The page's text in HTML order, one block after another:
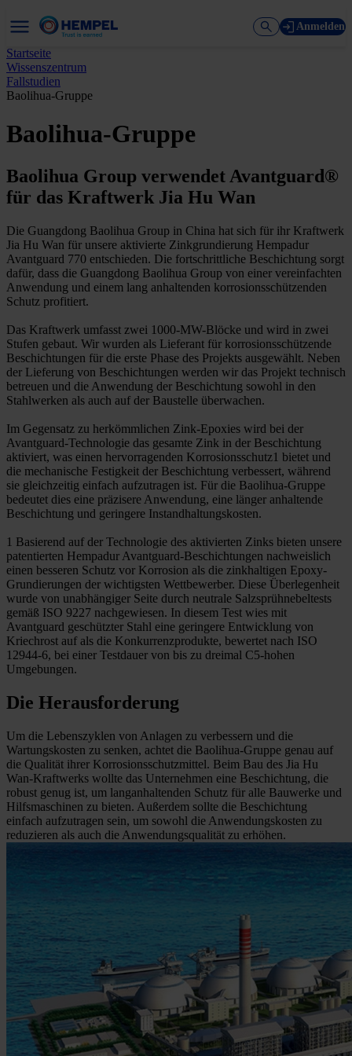
Anmelden
Startseite
Wissenszentrum
Fallstudien
Baolihua-Gruppe
Baolihua-Gruppe
Baolihua Group verwendet Avantguard®
für das Kraftwerk Jia Hu Wan
Die Guangdong Baolihua Group in China hat sich für ihr Kraftwerk
Jia Hu Wan für unsere aktivierte Zinkgrundierung Hempadur
Avantguard 770 entschieden. Die fortschrittliche Beschichtung sorgt
dafür, dass die Guangdong Baolihua Group von einer vereinfachten
Anwendung und einem lang anhaltenden korrosionsschützenden
Schutz profitiert.
Das Kraftwerk umfasst zwei 1000-MW-Blöcke und wird in zwei
Stufen gebaut. Wir wurden als Lieferant für korrosionsschützende
Beschichtungen für die erste Phase des Projekts ausgewählt. Neben
der Lieferung von Beschichtungen werden wir das Projekt technisch
betreuen und die Anwendung der Beschichtung sowohl in den
Stahlwerken als auch auf der Baustelle überwachen.
Im Gegensatz zu herkömmlichen Zink-Epoxies wird bei der
Avantguard-Technologie das gesamte Zink in der Beschichtung
aktiviert, was einen hervorragenden Korrosionsschutz1 bietet und
die mechanische Festigkeit der Beschichtung verbessert, während
sie gleichzeitig einfach aufzutragen ist. Für die Baolihua-Gruppe
bedeutet dies eine präzisere Anwendung, eine länger anhaltende
Beschichtung und geringere Instandhaltungskosten.
1 Basierend auf der Technologie des aktivierten Zinks bieten unsere
patentierten Hempadur Avantguard-Beschichtungen nachweislich
einen besseren Schutz vor Korrosion als die zinkhaltigen Epoxy-
Grundierungen der wichtigsten Wettbewerber. Diese Überlegenheit
wurde von unabhängiger Seite durch neutrale Salzsprühnebeltests
gemäß ISO 9227 nachgewiesen. In diesem Test wies mit
Avantguard geschützter Stahl eine geringere Entwicklung von
Kriechrost auf als die Konkurrenzprodukte, bewertet nach ISO
12944-6, bei einer Testdauer von bis zu dreimal C5-hohen
Umgebungen.
Die Herausforderung
Um die Lebenszyklen von Anlagen zu verbessern und die
Wartungskosten zu senken, achtet die Baolihua-Gruppe genau auf
die Qualität ihrer Korrosionsschutzmittel. Beim Bau des Jia Hu
Wan-Kraftwerks wollte das Unternehmen eine Beschichtung, die
robust genug ist, um langanhaltenden Schutz für alle Bauwerke und
Hilfsmaschinen zu bieten. Außerdem sollte die Beschichtung
einfach aufzutragen sein, um sowohl die Anwendungskosten zu
reduzieren als auch die Anwendungsqualität zu erhöhen.